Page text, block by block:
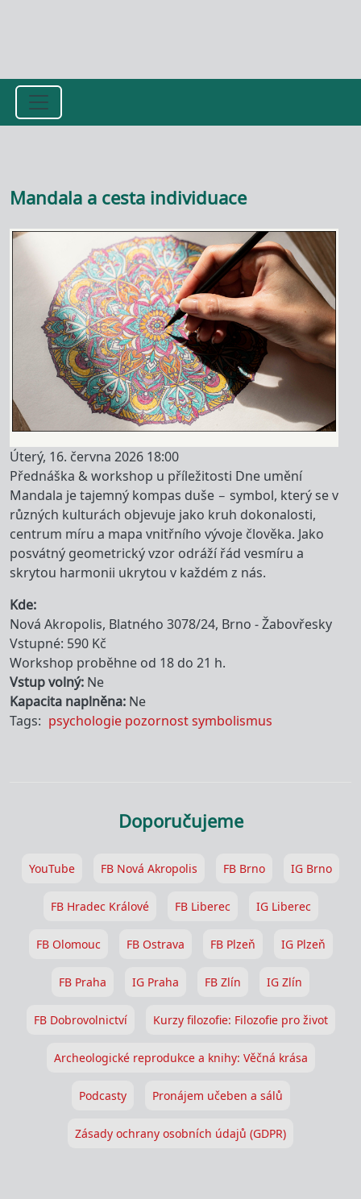
Přejít k hlavnímu obsahu
Mandala a cesta individuace
Úterý, 16. června 2026 18:00
Přednáška & workshop u příležitosti Dne umění
Mandala je tajemný kompas duše – symbol, který se v
různých kulturách objevuje jako kruh dokonalosti,
centrum míru a mapa vnitřního vývoje člověka. Jako
posvátný geometrický vzor odráží řád vesmíru a
skrytou harmonii ukrytou v každém z nás.
Kde
Nová Akropolis, Blatného 3078/24, Brno - Žabovřesky
Vstupné: 590 Kč
Workshop proběhne od 18 do 21 h.
Vstup volný Ne
Kapacita naplněna Ne
Tags
psychologie pozornostsymbolismus
Doporučujeme
YouTube FB Nová Akropolis FB Brno IG Brno
FB Hradec Králové FB Liberec IG Liberec
FB Olomouc FB Ostrava FB Plzeň IG Plzeň
FB Praha IG Praha FB Zlín IG Zlín
FB Dobrovolnictví Kurzy filozofie: Filozofie pro život
Archeologické reprodukce a knihy: Věčná krása
Podcasty Pronájem učeben a sálů
Zásady ochrany osobních údajů (GDPR)